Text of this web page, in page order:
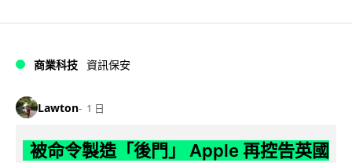
商業科技 資訊保安
Lawton 1 日
被命令製造「後門」 Apple 再控告英國